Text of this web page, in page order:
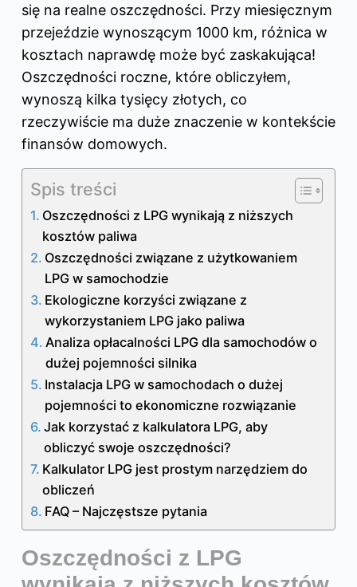
się na realne oszczędności. Przy miesięcznym
przejeździe wynoszącym 1000 km, różnica w
kosztach naprawdę może być zaskakująca!
Oszczędności roczne, które obliczyłem,
wynoszą kilka tysięcy złotych, co
rzeczywiście ma duże znaczenie w kontekście
finansów domowych.
Spis treści
Oszczędności z LPG wynikają z niższych
kosztów paliwa
Oszczędności związane z użytkowaniem
LPG w samochodzie
Ekologiczne korzyści związane z
wykorzystaniem LPG jako paliwa
Analiza opłacalności LPG dla samochodów o
dużej pojemności silnika
Instalacja LPG w samochodach o dużej
pojemności to ekonomiczne rozwiązanie
Jak korzystać z kalkulatora LPG, aby
obliczyć swoje oszczędności?
Kalkulator LPG jest prostym narzędziem do
obliczeń
FAQ – Najczęstsze pytania
Oszczędności z LPG